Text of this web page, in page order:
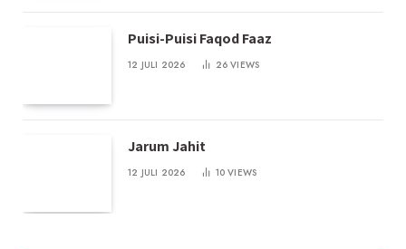
Puisi-Puisi Faqod Faaz
12 JULI 2026 26VIEWS
Jarum Jahit
12 JULI 2026 10VIEWS